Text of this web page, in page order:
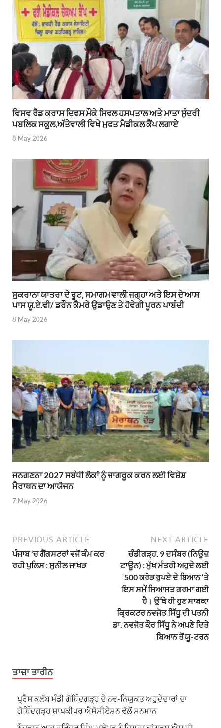
ਵਿਸਵ ਰੈਡ ਕਰਾਸ ਦਿਵਸ ਮੌਕੇ ਸਿਵਲ ਹਸਪਤਾਲ ਅਤੇ ਮਾਤਾ ਸੁੰਦਰੀ
ਪਬਲਿਕ ਸਕੂਲ,ਅੱਤੇਵਾਲੀ ਵਿਖੇ ਮੁਫਤ ਮੈਡੀਕਲ ਕੈਂਪ ਲਗਾਏ
8 May 2026
ਸੁਕਰਾਨਾ ਯਾਤਰਾ ਦੇ ਰੂਟ, ਸਮਾਗਮ ਵਾਲੀ ਜਗ੍ਹਾ ਅਤੇ ਇਸ ਦੇ ਆਸ
ਪਾਸ ਯੂ.ਏ.ਵੀ/ ਡਰੌਨ ਕੈਮਰੇ ਉਡਾਉਣ ਤੇ ਹੋਵੇਗੀ ਪੂਰਨ ਪਾਬੰਦੀ
8 May 2026
ਜਨਗਣਨਾ 2027 ਸਬੰਧੀ ਲੋਕਾਂ ਨੂੰ ਜਾਗਰੂਕ ਕਰਨ ਲਈ ਵਿਸ਼ੇਸ਼
ਮੈਰਾਥਨ ਦਾ ਆਯੋਜਨ
7 May 2026
PREVIOUS ARTICLE
ਪੰਜਾਬ ‘ਚ ਗੈਂਗਸਟਰਾਂ ਵਜੋਂ ਕੰਮ ਕਰ
ਰਹੀ ਪੁਲਿਸ : ਸੁਨੀਲ ਜਾਖੜ
NEXT ARTICLE
ਚੰਡੀਗੜ੍ਹ, 9 ਦਸੰਬਰ (ਨਿਊਜ਼
ਟਾਊਨ) : ਮੁੱਖ ਮੰਤਰੀ ਅਹੁਦੇ ਲਈ
500 ਕਰੋੜ ਰੁਪਏ ਦੇ ਬਿਆਨ ‘ਤੇ
ਇਸ ਸਮੇਂ ਸਿਆਸਤ ਗਰਮਾ ਗਈ
ਹੈ। ਉੱਥੇ ਹੀ ਹੁਣ ਸਾਬਕਾ
ਕ੍ਰਿਕਟਰ ਨਵਜੋਤ ਸਿੱਧੂ ਦੀ ਪਤਨੀ
ਡਾ. ਨਵਜੋਤ ਕੌਰ ਸਿੱਧੂ ਨੇ ਅਪਣੇ ਦਿਤੇ
ਬਿਆਨ ਤੋਂ ਯੂ-ਟਰਨ
ਤਾਜ਼ਾ ਤਾਰੀਨ
ਪ੍ਰੈਸ ਕਲੱਬ ਮੰਡੀ ਗੋਬਿੰਦਗੜ੍ਹ ਦੇ ਨਵ-ਨਿਯੁਕਤ ਅਹੁਦੇਦਾਰਾਂ ਦਾ
ਗੋਬਿੰਦਗੜ੍ਹ ਸ਼ਾਪਕੀਪਰ ਐਸੋਸੀਏਸ਼ਨ ਵੱਲੋਂ ਸਨਮਾਨ